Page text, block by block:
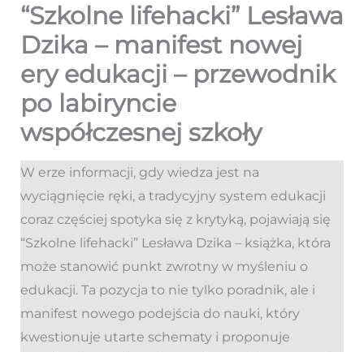
“Szkolne lifehacki” Lesława
Dzika – manifest nowej
ery edukacji – przewodnik
po labiryncie
współczesnej szkoły
W erze informacji, gdy wiedza jest na
wyciągnięcie ręki, a tradycyjny system edukacji
coraz częściej spotyka się z krytyką, pojawiają się
“Szkolne lifehacki” Lesława Dzika – książka, która
może stanowić punkt zwrotny w myśleniu o
edukacji. Ta pozycja to nie tylko poradnik, ale i
manifest nowego podejścia do nauki, który
kwestionuje utarte schematy i proponuje